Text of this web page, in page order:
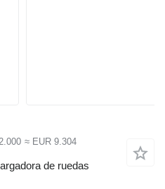
≈ EUR 9.304
de ruedas